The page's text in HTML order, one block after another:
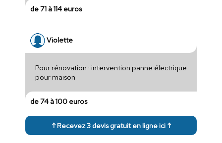
de 71 à 114 euros
Violette
Pour rénovation : intervention panne électrique
pour maison
de 74 à 100 euros
↑ Recevez 3 devis gratuit en ligne ici ↑